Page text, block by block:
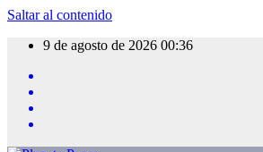
Saltar al contenido
9 de agosto de 2026 00:36